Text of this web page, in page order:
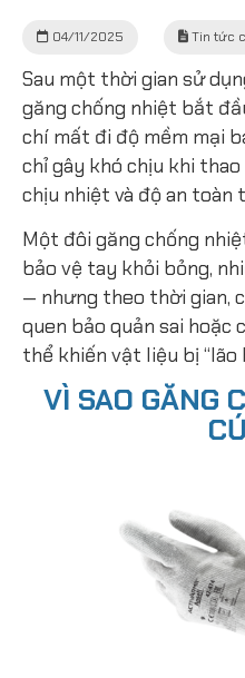
04/11/2025 Tin tức
Sau một thời gian sử
găng chống nhiệt bắt
chí mất đi độ mềm mại
chỉ gây khó chịu khi
chịu nhiệt và độ an toàn
Một đôi găng chống
bảo vệ tay khỏi bỏng,
— nhưng theo thời gian,
quen bảo quản sai hoặc
thể khiến vật liệu bị “lão
VÌ SAO GĂNG